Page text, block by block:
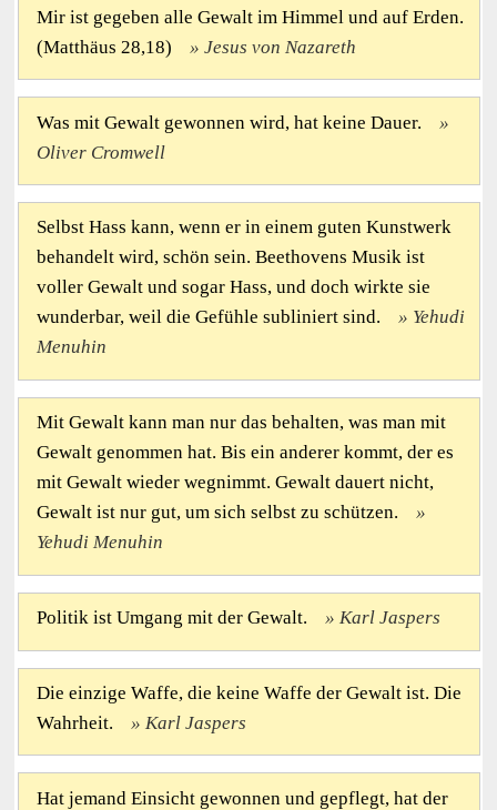
Mir ist gegeben alle Gewalt im Himmel und auf Erden.
(Matthäus 28,18)
Jesus von Nazareth
Was mit Gewalt gewonnen wird, hat keine Dauer.
Oliver Cromwell
Selbst Hass kann, wenn er in einem guten Kunstwerk
behandelt wird, schön sein. Beethovens Musik ist
voller Gewalt und sogar Hass, und doch wirkte sie
wunderbar, weil die Gefühle subliniert sind.
Yehudi
Menuhin
Mit Gewalt kann man nur das behalten, was man mit
Gewalt genommen hat. Bis ein anderer kommt, der es
mit Gewalt wieder wegnimmt. Gewalt dauert nicht,
Gewalt ist nur gut, um sich selbst zu schützen.
Yehudi Menuhin
Politik ist Umgang mit der Gewalt. Karl Jaspers
Die einzige Waffe, die keine Waffe der Gewalt ist. Die
Wahrheit.
Karl Jaspers
Hat jemand Einsicht gewonnen und gepflegt, hat der